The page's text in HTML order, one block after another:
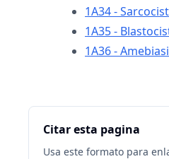
1A34 -
1A35 -
1A36 -
Citar esta pagina
Usa este formato para